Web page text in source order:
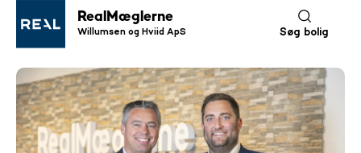
RealMæglerne
Willumsen og Hviid ApS Søg bolig